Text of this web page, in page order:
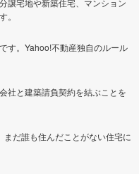
譲宅地や新築住宅、マンション
。
す。Yahoo!不動産独自のルール
社と建築請負契約を結ぶことを
だ誰も住んだことがない住宅に